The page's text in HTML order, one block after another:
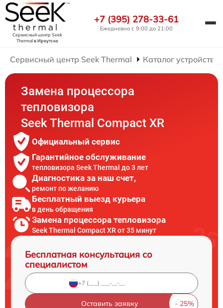
Сервисный центр Seek
Thermalв Иркутске
+7 (395) 278-33-61
Ежедневно с 9:00 до 21:00
Сервисный центр Seek Thermal Каталог устройств
Замена процессора
тепловизора
Seek Thermal Compact XR
Официальный сервис
Гарантийное обслуживание
тепловизора Seek Thermal до 3 лет
Диагностика за наш счет,
ремонт по желанию
Бесплатный выезд курьера
в день обращения
Замена процессора тепловизора
Seek Thermal Compact XR от 35 минут
Бесплатная консультация со
специалистом
Оставить заявку